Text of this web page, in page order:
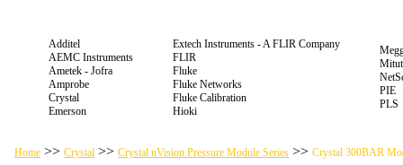
Additel
AEMC Instruments
Ametek - Jofra
Amprobe
Crystal
Emerson
Extech Instruments - A FLIR Company
FLIR
Fluke
Fluke Networks
Fluke Calibration
Hioki
PIE
PLS
Home >> Crystal >> Crystal nVision Pressure Module Series >> Crystal 300BAR